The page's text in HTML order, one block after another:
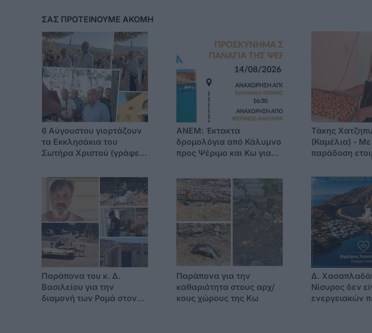
ΣΑΣ ΠΡΟΤΕΙΝΟΥΜΕ ΑΚΟΜΗ
6 Αύγουστου γιορτάζουν
τα Εκκλησάκια του
Σωτήρα Χριστού (γράφει
ΑΝΕΜ: Έκτακτα
δρομολόγια από Κάλυμνο
προς Ψέριμο και Κω για
Τάκης
(Καμέλια) - Με
παράδοση
εορτασμό της
Σωτήρος
Παράπονα του κ. Δ.
Βασιλείου για την
διαμονή των Ρομά στον
Παράπονα για την
καθαριότητα στους αρχ/
κους χώρους της Κω
Δ.
Νίσυρος δεν
ενεργειακών